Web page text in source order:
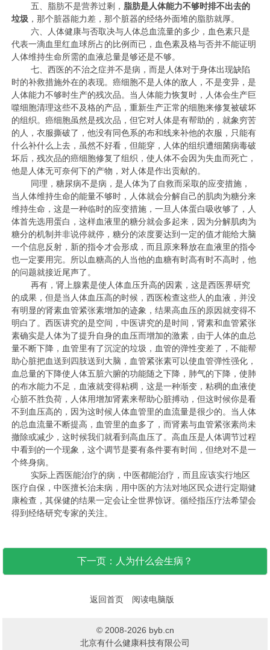
五、脂肪不是营养过剩， 脂肪是人体能力不够时排不出去的
垃圾 ，那个脏器能力差，那个脏器的经络外面堆的脂肪就厚。
六、人体健康与否取决与人体总血流量的多少，血色素只是
代表一滴血里红血球所占的比例而已，血色素及格与否并不能证明
人体维持生命所需的血液总量是够还是不够。
七、西医的不治之症并不是病，而是人体对于身体出现缺陷
时的补救措施外在的表现。癌细胞不是人体的敌人，不是变异，是
人体能力不够时生产的残次品。当人体能力恢复时，人体会生产巨
噬细胞清理这些不及格的产品，重新生产正常的细胞来修复被破坏
的组织。癌细胞虽然是残次品，但它对人体是有帮助的，就象穷苦
的人，衣服撕破了，他没有同色系的布和线来补他的衣服，只能有
什么补什么上去，虽然不好看，但能穿，人体的组织遭细菌病毒破
坏后，残次品的癌细胞修复了组织，使人体不会因为失血而死亡，
他是人体无可奈何下的产物，对人体是作出贡献的。
同理，糖尿病不是病，是人体为了自救而采取的应变措施，
当人体维持生命的能量不够时，人体就会分解自己的肌肉为糖分来
维持生命，这是一种临时的应变措施，一旦人体蛋白吸收够了，人
体首先选用蛋白，这样血液里的糖分就会多起来，因为分解肌肉为
糖分的机制并非说停就停，糖分的浓度要达到一定的值才能给大脑
一个信息反射，新的指令才会形成，而且原来释放在血液里的指令
也一定要用完。所以血糖高的人当他的血糖有时高有时不高时，他
的问题就接近尾声了。
再有，肾上腺素是使人体血压升高的因素，这是西医界研究
的成果，但是当人体血压高的时候，西医检查这些人的血液，并没
有明显的肾素血管紧张素增加的迹象，结果高血压的原因就变得不
明白了。西医讲究的是空间，中医讲究的是时间，肾素和血管紧张
素确实是人体为了提升自身的血压而增加的激素，由于人体的血总
量不断下降，血管里有了沉淀的垃圾，血管的弹性变差了，不能帮
助心脏把血送到四肢送到大脑，血管紧张素可以使血管弹性强化，
血总量的下降使人体五脏六腑的功能随之下降，肺气的下降，使肺
的布水能力不足，血液就变得粘稠，这是一种渐变，粘稠的血液使
心脏不胜负荷，人体用增加肾素来帮助心脏搏动，但这时候你是看
不到血压高的，因为这时候人体血管里的血流量是很少的。当人体
的总血流量不断提高，血管里的血多了，而肾素与血管紧张素尚未
撤除或减少，这时候我们就看到高血压了。高血压是人体调节过程
中看到的一个现象，这个调节是要有条件要有时间，但绝对不是一
个终身病。
实际上西医能治疗的病，中医都能治疗，而且应该实行地区
医疗自保，中医擅长治未病，用中医的方法对地区民众进行定期健
康检查，其保健的结果一定会让全世界惊讶。循经指压疗法希望会
得到经络研究专家的关注。
下一页：人为什么会生病？
返回首页 阅读电脑版
© 2008-2026 byb.cn
北京有什么健康科技有限公司